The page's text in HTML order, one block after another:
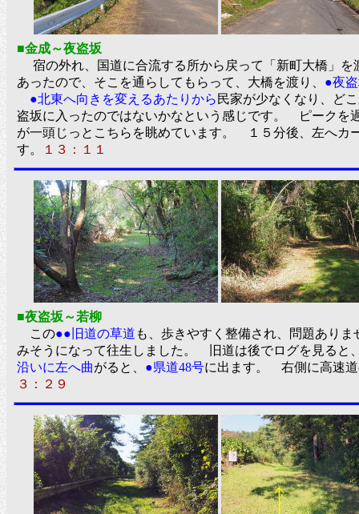
■金成～夜盗坂
宿の外れ、国道に合流する所から戻って「新町大橋」を
あったので、そこを通らしてもらって、大橋を渡り、 ●夜
●北東へ向きを変えるあたりから 民家が少なくなり、ど
盗坂に入ったのではないかなという感じです。 ピークを
が一頭じっとこちらを眺めています。 １５分後、左へカ
す。
１３：１１
■夜盗坂～若柳
この●●旧道の草道 も、歩きやすく整備され、問題あり
みそうになって往生しました。 旧道は後でログを見る
沿いに左へ曲がると、 ●県道48号に出ます。 右側に高
３：２９